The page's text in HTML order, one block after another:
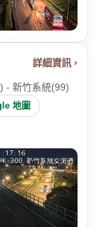
詳細資訊 ›
- 新竹系統(99)
地圖